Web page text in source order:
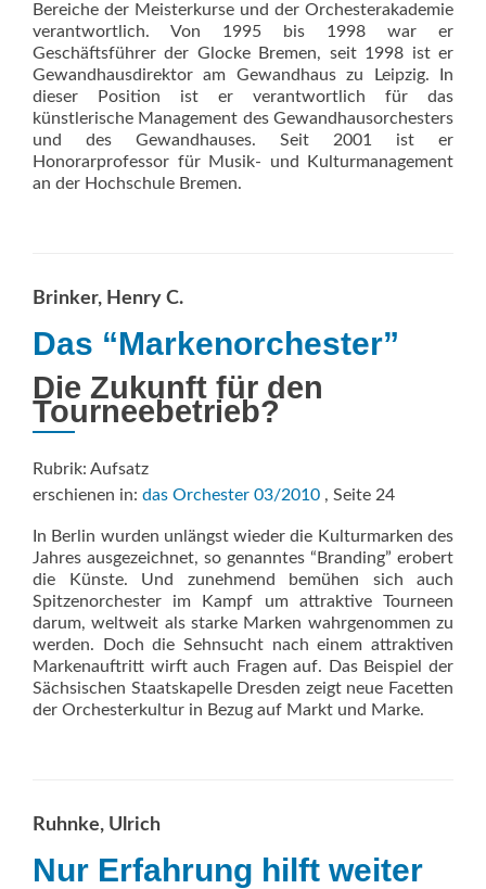
Bereiche der Meisterkurse und der Orchesterakademie
verantwortlich. Von 1995 bis 1998 war er
Geschäftsführer der Glocke Bremen, seit 1998 ist er
Gewandhausdirektor am Gewandhaus zu Leipzig. In
dieser Position ist er verantwortlich für das
künstlerische Management des Gewandhausorchesters
und des Gewandhauses. Seit 2001 ist er
Honorarprofessor für Musik- und Kulturmanagement
an der Hochschule Bremen.
Brinker, Henry C.
Das “Markenorchester”
Die Zukunft für den
Tourneebetrieb?
Rubrik: Aufsatz
erschienen in: das Orchester 03/2010 , Seite 24
In Berlin wurden unlängst wieder die Kulturmarken des
Jahres ausgezeichnet, so genanntes “Branding” erobert
die Künste. Und zunehmend bemühen sich auch
Spitzenorchester im Kampf um attraktive Tourneen
darum, weltweit als starke Marken wahrgenommen zu
werden. Doch die Sehnsucht nach einem attraktiven
Markenauftritt wirft auch Fragen auf. Das Beispiel der
Sächsischen Staatskapelle Dresden zeigt neue Facetten
der Orchesterkultur in Bezug auf Markt und Marke.
Ruhnke, Ulrich
Nur Erfahrung hilft weiter